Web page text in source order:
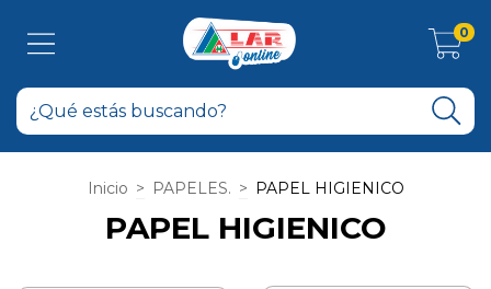
0
Inicio > PAPELES. > PAPEL HIGIENICO
PAPEL HIGIENICO